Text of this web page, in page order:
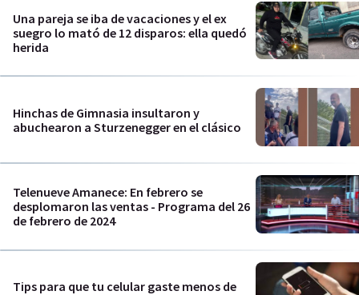
Una pareja se iba de vacaciones y el ex
suegro lo mató de 12 disparos: ella quedó
herida
Hinchas de Gimnasia insultaron y
abuchearon a Sturzenegger en el clásico
Telenueve Amanece: En febrero se
desplomaron las ventas - Programa del 26
de febrero de 2024
Tips para que tu celular gaste menos de